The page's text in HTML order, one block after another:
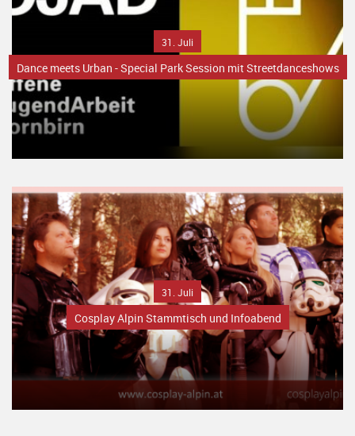
31. Juli
Dance meets Urban - Special Park Session mit Streetdanceshows
31. Juli
Cosplay Alpin Stammtisch und Infoabend